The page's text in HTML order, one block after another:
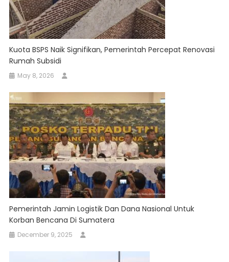
Kuota BSPS Naik Signifikan, Pemerintah Percepat Renovasi
Rumah Subsidi
May 8, 2026
Pemerintah Jamin Logistik Dan Dana Nasional Untuk
Korban Bencana Di Sumatera
December 9, 2025